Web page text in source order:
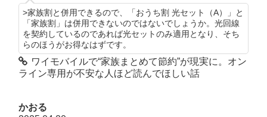
>家族割と併用できるので、「おうち割 光セット（A）」と
「家族割」は併用できないのではないでしょうか。光回線
を契約しているのであれば光セットのみ適用となり、そち
らのほうがお得なはずです。
ワイモバイルで“家族まとめて節約”が現実に。オン
ライン専用が不安な人ほど読んでほしい話
かおる